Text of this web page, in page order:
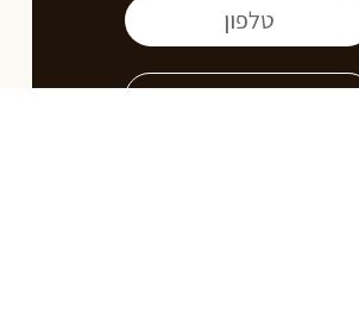
בואו נדבר